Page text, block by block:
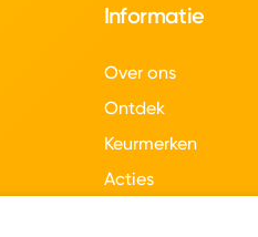
Informatie
Over ons
Ontdek
Keurmerken
Acties